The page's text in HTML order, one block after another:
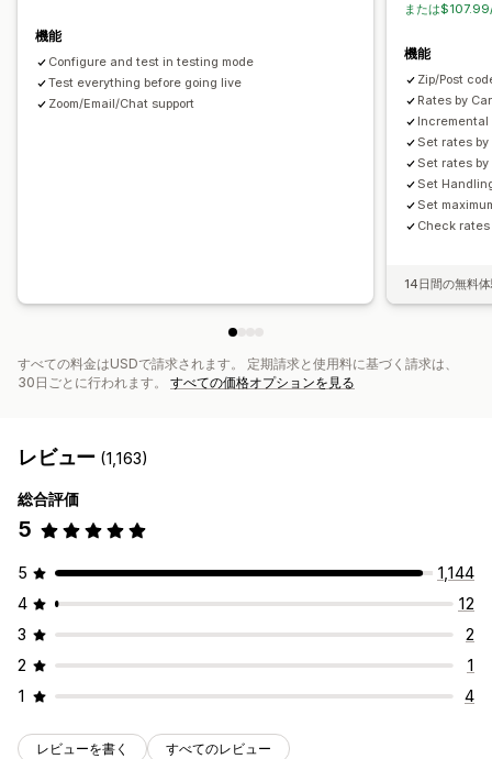
機能
Configure and test in testing mode
Test everything before going live
Zoom/Email/Chat support
または
機能
Zip/Post
Rates by
Set rates
Set rates
Set
Set
Check
14日間の無料
すべての料金はUSDで請求されます。 定期請求と使用料に基づく請求は、
30日ごとに行われます。 すべての価格オプションを見る
レビュー (1,163)
総合評価
5
5
1,144
4
12
3
2
2
1
1
4
レビューを書く すべてのレビュー